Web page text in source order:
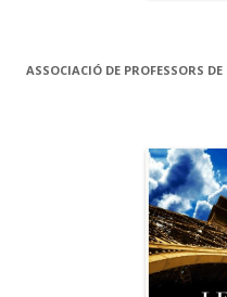
ASSOCIACIÓ DE PROFESSORS